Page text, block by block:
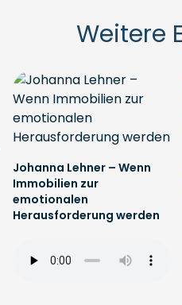
Weitere
Johanna Lehner – Wenn
Immobilien zur
emotionalen
Herausforderung werden